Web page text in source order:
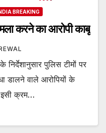
BREAKING
करने का आरोपी काबू
निर्देशानुसार पुलिस टीमों पर
डालने वाले आरोपियों के
इसी क्रम…